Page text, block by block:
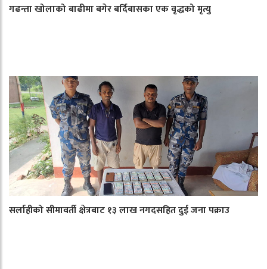
गढन्ता खोलाको बाढीमा बगेर बर्दिबासका एक वृद्धको मृत्यु
सर्लाहीको सीमावर्ती क्षेत्रबाट १३ लाख नगदसहित दुई जना पक्राउ